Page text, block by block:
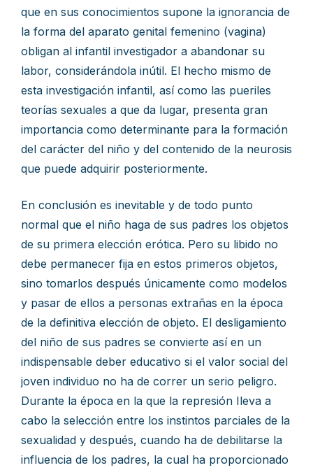
que en sus conocimientos supone la ignorancia de
la forma del aparato genital femenino (vagina)
obligan al infantil investigador a abandonar su
labor, considerándola inútil. El hecho mismo de
esta investigación infantil, así como las pueriles
teorías sexuales a que da lugar, presenta gran
importancia como determinante para la formación
del carácter del niño y del contenido de la neurosis
que puede adquirir posteriormente.
En conclusión es inevitable y de todo punto
normal que el niño haga de sus padres los objetos
de su primera elección erótica. Pero su libido no
debe permanecer fija en estos primeros objetos,
sino tomarlos después únicamente como modelos
y pasar de ellos a personas extrañas en la época
de la definitiva elección de objeto. El desligamiento
del niño de sus padres se convierte así en un
indispensable deber educativo si el valor social del
joven individuo no ha de correr un serio peligro.
Durante la época en la que la represión Ileva a
cabo la selección entre los instintos parciales de la
sexualidad y después, cuando ha de debilitarse la
influencia de los padres, la cual ha proporcionado